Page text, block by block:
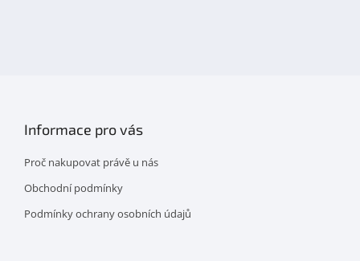
Informace pro vás
Proč nakupovat právě u nás
Obchodní podmínky
Podmínky ochrany osobních údajů